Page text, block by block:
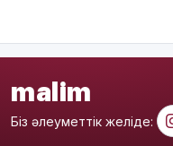
malim
Біз әлеуметтік желіде: